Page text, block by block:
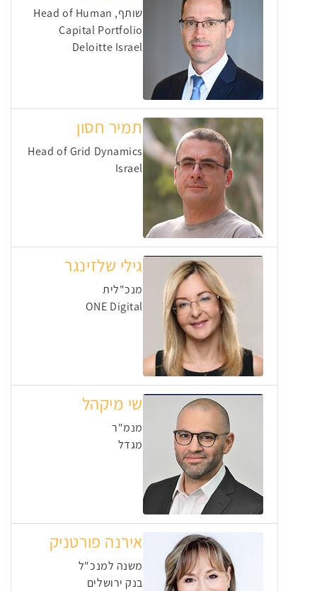
שותף, Head of Human
Capital Portfolio
Deloitte Israel
תמיר חסון
Head of Grid Dynamics
Israel
גילי שלזינגר
מנכ"לית
ONE Digital
שי מיקהל
מנמ"ר
מגדל
אירנה פורטניק
משנה למנכ"ל
בנק ירושלים